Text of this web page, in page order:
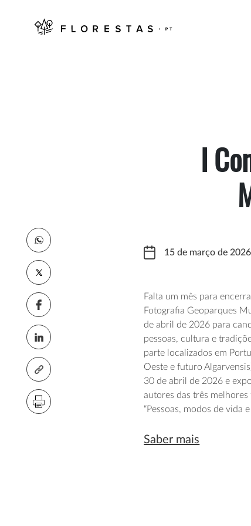
I
15 de março de 2026
Falta um mês para
Fotografia Geoparques
de abril de 2026 para
pessoas, cultura e
parte localizados em
Oeste e futuro
30 de abril de 2026 e
autores das três melhores
“Pessoas, modos de vida
Saber mais